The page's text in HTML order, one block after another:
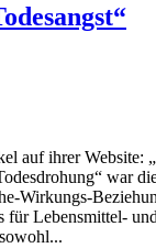
ihrer Website:
war
Wirkungs-
Lebensmittel-